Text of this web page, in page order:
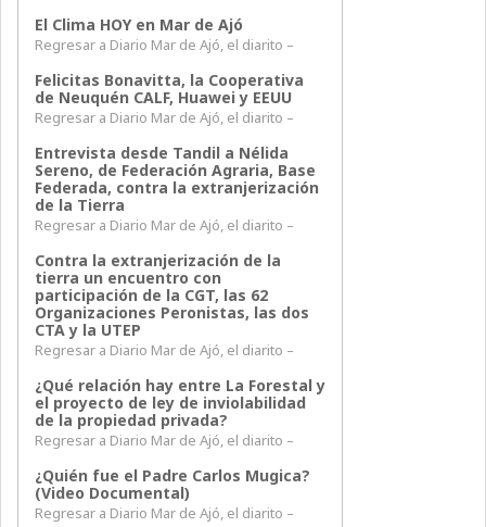
El Clima HOY en Mar de Ajó
Regresar a Diario Mar de Ajó, el diarito –
Felicitas Bonavitta, la Cooperativa
de Neuquén CALF, Huawei y EEUU
Regresar a Diario Mar de Ajó, el diarito –
Entrevista desde Tandil a Nélida
Sereno, de Federación Agraria, Base
Federada, contra la extranjerización
de la Tierra
Regresar a Diario Mar de Ajó, el diarito –
Contra la extranjerización de la
tierra un encuentro con
participación de la CGT, las 62
Organizaciones Peronistas, las dos
CTA y la UTEP
Regresar a Diario Mar de Ajó, el diarito –
¿Qué relación hay entre La Forestal y
el proyecto de ley de inviolabilidad
de la propiedad privada?
Regresar a Diario Mar de Ajó, el diarito –
¿Quién fue el Padre Carlos Mugica?
(Video Documental)
Regresar a Diario Mar de Ajó, el diarito –